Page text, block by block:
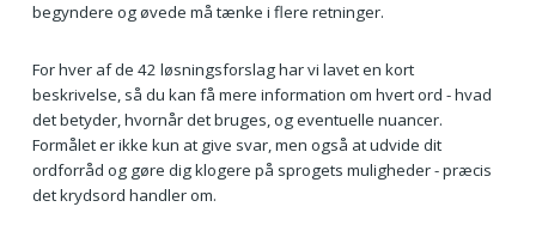
begyndere og øvede må tænke i flere retninger.
For hver af de 42 løsningsforslag har vi lavet en kort
beskrivelse, så du kan få mere information om hvert ord - hvad
det betyder, hvornår det bruges, og eventuelle nuancer.
Formålet er ikke kun at give svar, men også at udvide dit
ordforråd og gøre dig klogere på sprogets muligheder - præcis
det krydsord handler om.